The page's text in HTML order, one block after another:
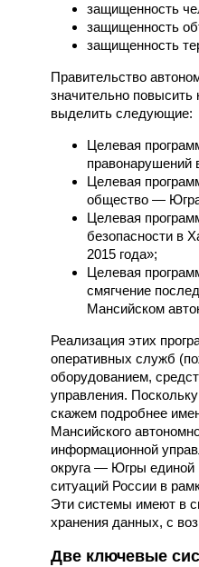
защищенность
защищенность
защищенность
Правительство
значительно повысить
выделить следующие:
Целевая
Целевая
общество —
Целевая
безопасности в
2015 года»;
Целевая
смягчение
Мансийском
Реализация этих
оперативных служб
оборудованием,
управления.
скажем подробнее
Мансийского
информационной
округа — Югры единой
ситуаций России в
Эти системы имеют в
хранения данных, с
Две ключевые